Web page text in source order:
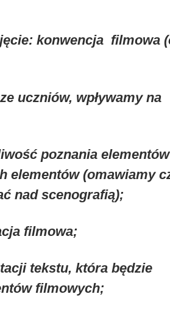
konwencja filmowa
uczniów, wpływamy na
poznania elementów
elementów (omawiamy
nad scenografią);
filmowa;
tekstu, która będzie
filmowych;